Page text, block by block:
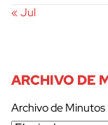
« Jul
ARCHIVO DE
Archivo de Minutos